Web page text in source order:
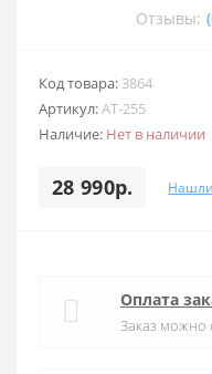
Отзывы:
Код товара: 3864
Артикул:AT-255
Наличие: Нет в наличии
28 990р.
Оплата
Заказ можно